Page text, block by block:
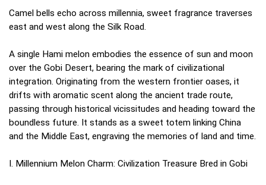
Camel bells echo across millennia, sweet fragrance traverses
east and west along the Silk Road.
A single Hami melon embodies the essence of sun and moon
over the Gobi Desert, bearing the mark of civilizational
integration. Originating from the western frontier oases, it
drifts with aromatic scent along the ancient trade route,
passing through historical vicissitudes and heading toward the
boundless future. It stands as a sweet totem linking China
and the Middle East, engraving the memories of land and time.
I. Millennium Melon Charm: Civilization Treasure Bred in Gobi